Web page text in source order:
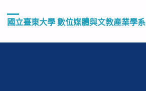
國立臺東大學 數位媒體與文教產業學系